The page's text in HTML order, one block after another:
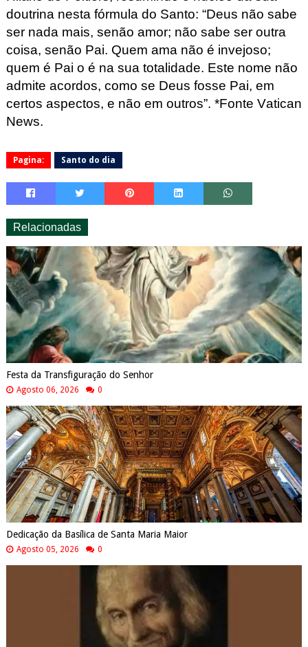
doutrina nesta fórmula do Santo: “Deus não sabe
ser nada mais, senão amor; não sabe ser outra
coisa, senão Pai. Quem ama não é invejoso;
quem é Pai o é na sua totalidade. Este nome não
admite acordos, como se Deus fosse Pai, em
certos aspectos, e não em outros”. *Fonte Vatican
News.
Pagina: Santo do dia
Relacionadas
Festa da Transfiguração do Senhor
Agosto 06, 2026 0
Dedicação da Basílica de Santa Maria Maior
Agosto 05, 2026 0